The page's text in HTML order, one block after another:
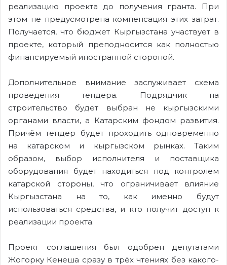
реализацию проекта до получения гранта. При
этом не предусмотрена компенсация этих затрат.
Получается, что бюджет Кыргызстана участвует в
проекте, который преподносится как полностью
финансируемый иностранной стороной.
Дополнительное внимание заслуживает схема
проведения тендера. Подрядчик на
строительство будет выбран не кыргызскими
органами власти, а Катарским фондом развития.
Причём тендер будет проходить одновременно
на катарском и кыргызском рынках. Таким
образом, выбор исполнителя и поставщика
оборудования будет находиться под контролем
катарской стороны, что ограничивает влияние
Кыргызстана на то, как именно будут
использоваться средства, и кто получит доступ к
реализации проекта.
Проект соглашения был одобрен депутатами
Жогорку Кенеша сразу в трёх чтениях без какого-